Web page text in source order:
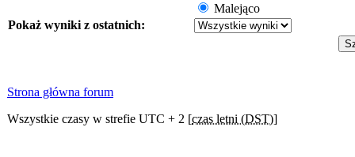
Malejąco
Pokaż wyniki z ostatnich:
Strona główna forum
Wszystkie czasy w strefie UTC + 2 [czas letni (DST)]